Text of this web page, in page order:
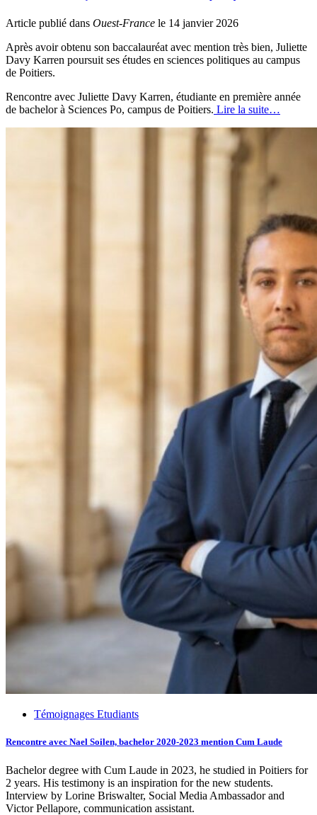
Article publié dans Ouest-France le 14 janvier 2026
Après avoir obtenu son baccalauréat avec mention très bien, Juliette
Davy Karren poursuit ses études en sciences politiques au campus
de Poitiers.
Rencontre avec Juliette Davy Karren, étudiante en première année
de bachelor à Sciences Po, campus de Poitiers. Lire la suite…
Témoignages Etudiants
Rencontre avec Nael Soilen, bachelor 2020-2023 mention Cum Laude
Bachelor degree with Cum Laude in 2023, he studied in Poitiers for
2 years. His testimony is an inspiration for the new students.
Interview by Lorine Briswalter, Social Media Ambassador and
Victor Pellapore, communication assistant.